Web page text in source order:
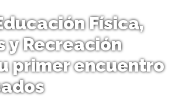
Física,
y Recreación
primer encuentro